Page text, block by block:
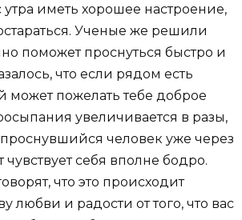
утра иметь хорошее настроение,
Ученые же решили
поможет проснуться быстро и
что если рядом есть
может пожелать тебе доброе
увеличивается в разы,
проснувшийся человек уже через
себя вполне бодро.
что это происходит
любви и радости от того, что вас